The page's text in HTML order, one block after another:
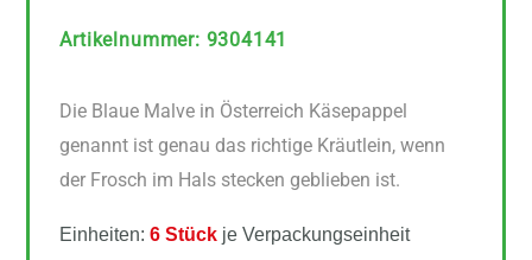
Artikelnummer: 9304141
Die Blaue Malve in Österreich Käsepappel
genannt ist genau das richtige Kräutlein, wenn
der Frosch im Hals stecken geblieben ist.
Einheiten:6 Stück je Verpackungseinheit